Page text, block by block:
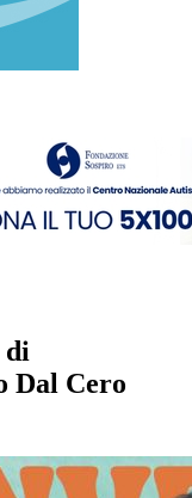
di
Dal Cero